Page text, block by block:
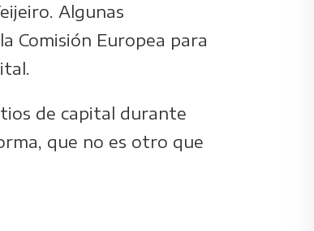
Algunas
Comisión Europea para
de capital durante
que no es otro que